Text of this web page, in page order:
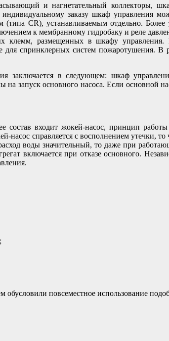
и нагнетательный коллекторы,
заказу шкаф управления
СR), устанавливаемым отдельно.
к мембранному гидробаку и реле
клемм, размещенных в шкафу
спринклерных систем пожаротушения. В
заключается в следующем: шкаф
запуск основного насоса. Если основной
состав входит жокей-насос, принцип
справляется с восполнением утечки, то
воды значительный, то даже при
включается при отказе основного.
повсеместное использование